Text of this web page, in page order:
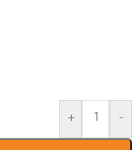
-
+